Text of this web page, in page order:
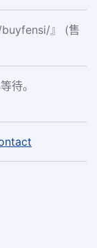
』 (售
待。